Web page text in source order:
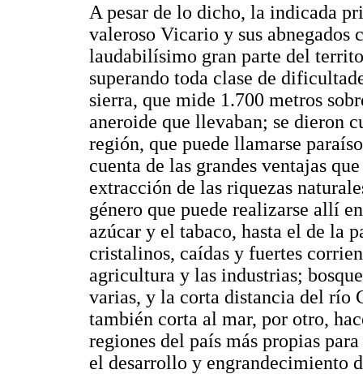
A pesar de lo dicho, la indicada
valeroso Vicario y sus abnegados
laudabilísimo gran parte del
superando toda clase de
sierra, que mide 1.700 metros
aneroide que llevaban; se dieron
región, que puede llamarse
cuenta de las grandes ventajas
extracción de las riquezas
género que puede realizarse allí
azúcar y el tabaco, hasta el de la
cristalinos, caídas y fuertes
agricultura y las industrias;
varias, y la corta distancia del río
también corta al mar, por otro,
regiones del país más propias
el desarrollo y engrandecimiento